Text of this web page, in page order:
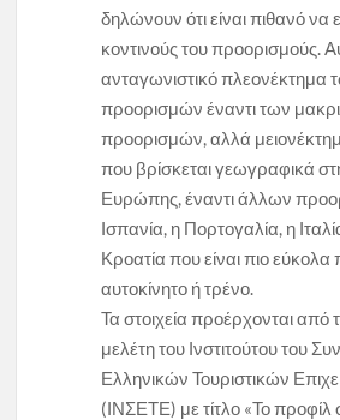
δηλώνουν ότι είναι πιθανό να
κοντινούς του προορισμούς.
ανταγωνιστικό πλεονέκτημα
προορισμών έναντι των
προορισμών, αλλά
που βρίσκεται γεωγραφικά
Ευρώπης, έναντι άλλων
Ισπανία, η Πορτογαλία, η
Κροατία που είναι πιο
αυτοκίνητο ή τρένο.
Τα στοιχεία προέρχονται από
μελέτη του Ινστιτούτου του
Ελληνικών Τουριστικών
(ΙΝΣΕΤΕ) με τίτλο «Το προφίλ